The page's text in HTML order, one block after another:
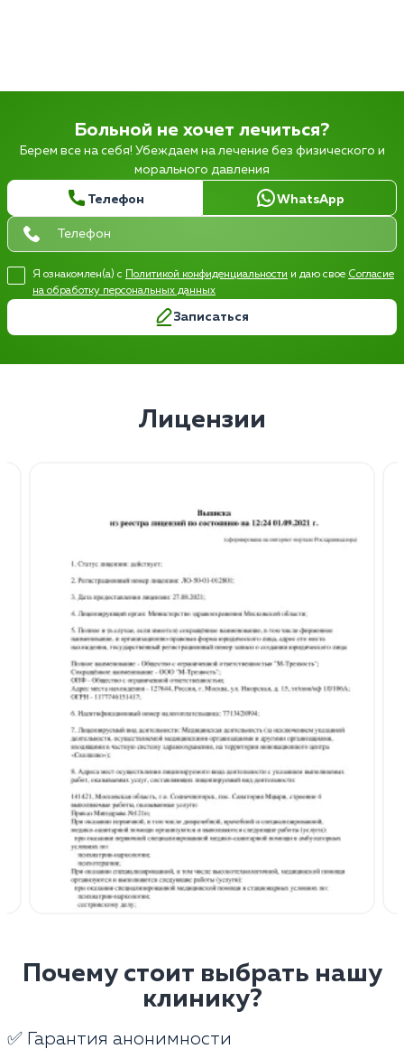
Больной не хочет лечиться?
Берем все на себя! Убеждаем на лечение без физического и
морального давления
Телефон WhatsApp
Я ознакомлен(а) с Политикой конфиденциальности и даю свое Согласие
на обработку персональных данных
Записаться
Лицензии
Почему стоит выбрать нашу
клинику?
✅ Гарантия анонимности